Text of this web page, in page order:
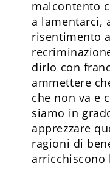
malcontento
a lamentarci,
risentimento
dirlo con
ammettere
che non va e
siamo in
apprezzare
ragioni di
arricchiscono